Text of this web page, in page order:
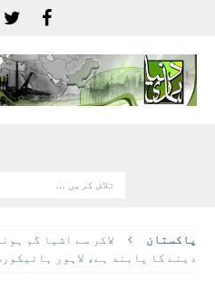
پاکستان
لاکر سے اشیا گم
دینے کا پابند ہے، لاہور